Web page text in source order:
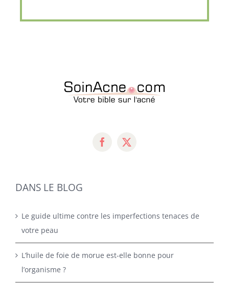
DANS LE BLOG
Le guide ultime contre les imperfections tenaces de
votre peau
L’huile de foie de morue est-elle bonne pour
l’organisme ?